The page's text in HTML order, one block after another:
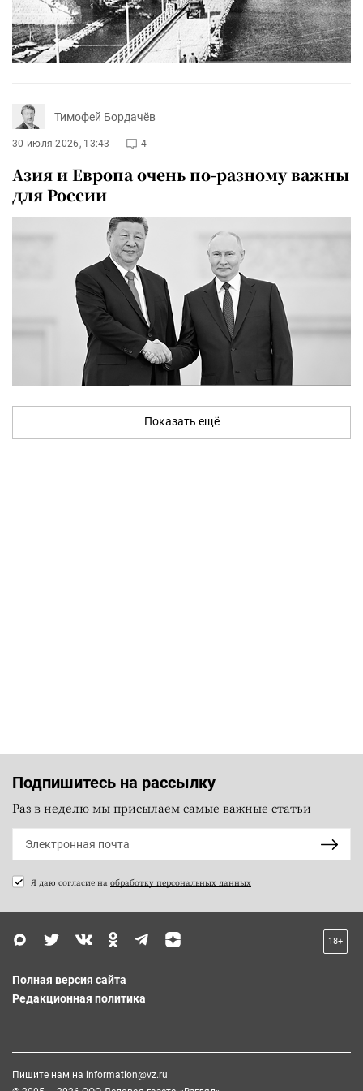
Тимофей Бордачёв
30 июля 2026, 13:43 4
Азия и Европа очень по-разному важны
для России
Показать ещё
Подпишитесь на рассылку
Раз в неделю мы присылаем самые важные статьи
Я даю согласие на обработку персональных данных
18+
Полная версия сайта
Редакционная политика
Пишите нам на information@vz.ru